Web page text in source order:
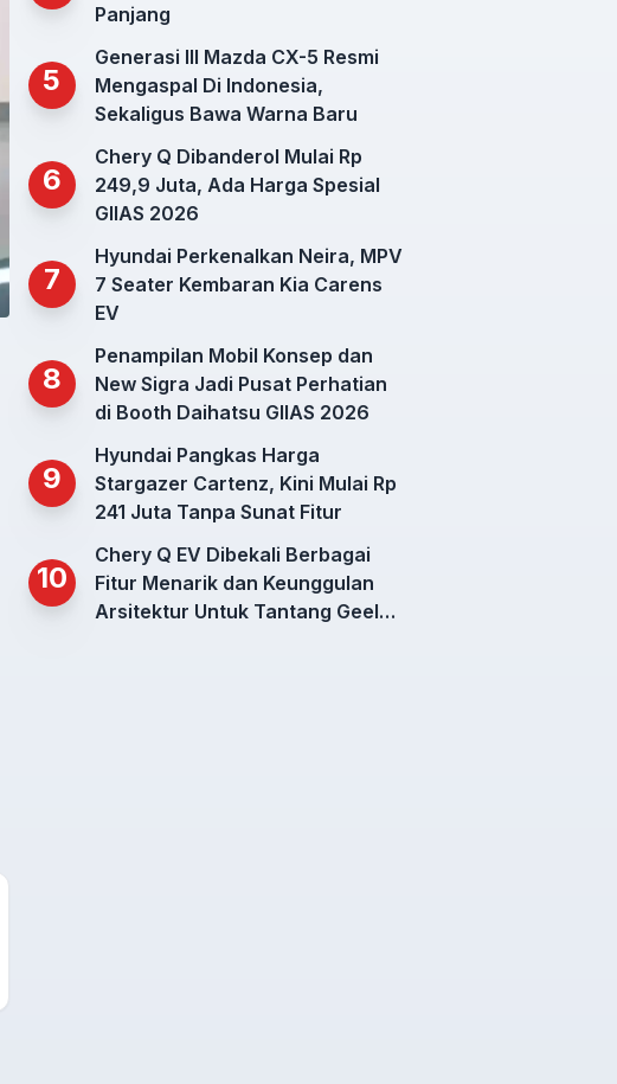
Panjang
5
Generasi III Mazda CX-5 Resmi
Mengaspal Di Indonesia,
Sekaligus Bawa Warna Baru
6
Chery Q Dibanderol Mulai Rp
249,9 Juta, Ada Harga Spesial
GIIAS 2026
7
Hyundai Perkenalkan Neira, MPV
7 Seater Kembaran Kia Carens
EV
8
Penampilan Mobil Konsep dan
New Sigra Jadi Pusat Perhatian
di Booth Daihatsu GIIAS 2026
9
Hyundai Pangkas Harga
Stargazer Cartenz, Kini Mulai Rp
241 Juta Tanpa Sunat Fitur
10
Chery Q EV Dibekali Berbagai
Fitur Menarik dan Keunggulan
Arsitektur Untuk Tantang Geely